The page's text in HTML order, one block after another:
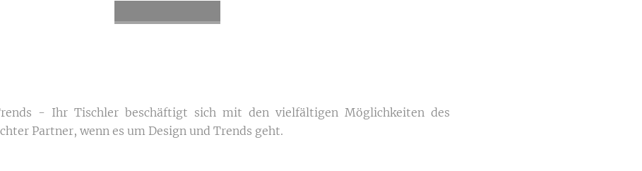
- Ihr Tischler beschäftigt sich mit den vielfältigen Möglichkeiten des
Partner, wenn es um Design und Trends geht.